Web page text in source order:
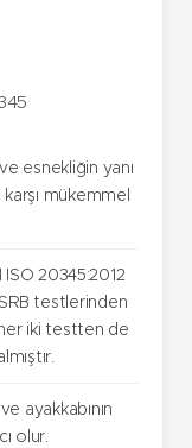
esnekliğin yanı
mükemmel
20345:2012
testlerinden
iki testten de
ayakkabının
olur.